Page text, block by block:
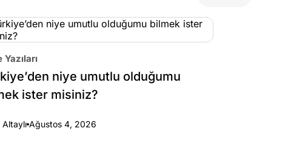
Yazıları
niye umutlu olduğumu
ister misiniz?
Ağustos 4, 2026